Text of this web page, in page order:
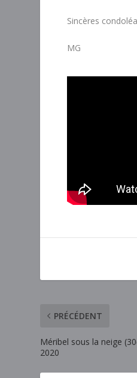
Sincères
MG
PRÉCÉDENT
Méribel sous la neige
2020